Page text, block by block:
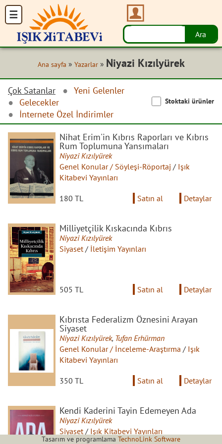
Ana sayfa » Yazarlar» Niyazi Kızılyürek
Çok Satanlar
Yeni Gelenler
Gelecekler
İnternete Özel İndirimler
Stoktaki ürünler
Nihat Erim'in Kıbrıs Raporları ve Kıbrıs
Rum Toplumuna Yansımaları
Niyazi Kızılyürek
Genel Konular / Söyleşi-Röportaj / Işık
Kitabevi Yayınları
180 TL Satın al Detaylar
Milliyetçilik Kıskacında Kıbrıs
Niyazi Kızılyürek
Siyaset / İletişim Yayınları
505 TL Satın al Detaylar
Kıbrısta Federalizm Öznesini Arayan
Siyaset
Niyazi Kızılyürek, Tufan Erhürman
Genel Konular / İnceleme-Araştırma / Işık
Kitabevi Yayınları
350 TL Satın al Detaylar
Kendi Kaderini Tayin Edemeyen Ada
Niyazi Kızılyürek
Siyaset / Işık Kitabevi Yayınları
Tasarım ve programlama TechnoLink Software